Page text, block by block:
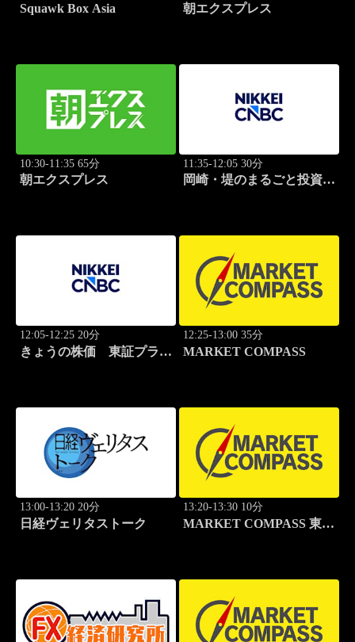
Squawk Box Asia 朝エクスプレス
10:30-11:35 65分
朝エクスプレス
11:35-12:05 30分
岡崎・堤のまるごと投資道
12:05-12:25 20分
きょうの株価 東証プライ
12:25-13:00 35分
MARKET COMPASS
13:00-13:20 20分
日経ヴェリタストーク
13:20-13:30 10分
MARKET COMPASS 東証